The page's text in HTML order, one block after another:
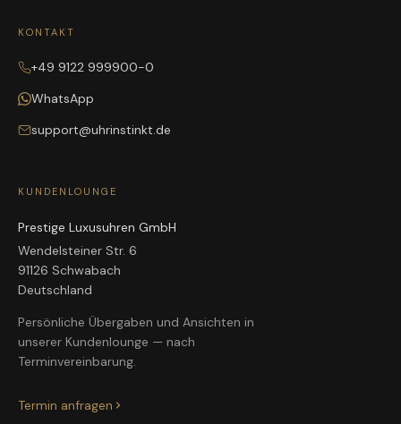
KONTAKT
+49 9122 999900-0
WhatsApp
support@uhrinstinkt.de
KUNDENLOUNGE
Prestige Luxusuhren GmbH
Wendelsteiner Str. 6
91126 Schwabach
Deutschland
Persönliche Übergaben und Ansichten in
unserer Kundenlounge — nach
Terminvereinbarung.
Termin anfragen